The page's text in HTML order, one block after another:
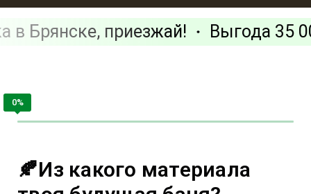
🍂Из какого материала
в Брянске, приезжай! Выгода 35